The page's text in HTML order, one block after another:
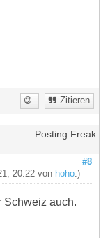
Zitieren
Posting Freak
#8
20:22 von hoho .)
Schweiz auch.